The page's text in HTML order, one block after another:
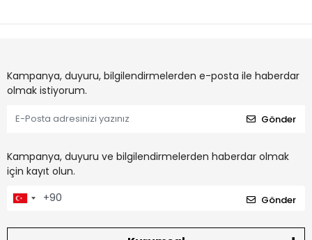
Kampanya, duyuru, bilgilendirmelerden e-posta ile haberdar
olmak istiyorum.
Gönder
Kampanya, duyuru ve bilgilendirmelerden haberdar olmak
için kayıt olun.
Gönder